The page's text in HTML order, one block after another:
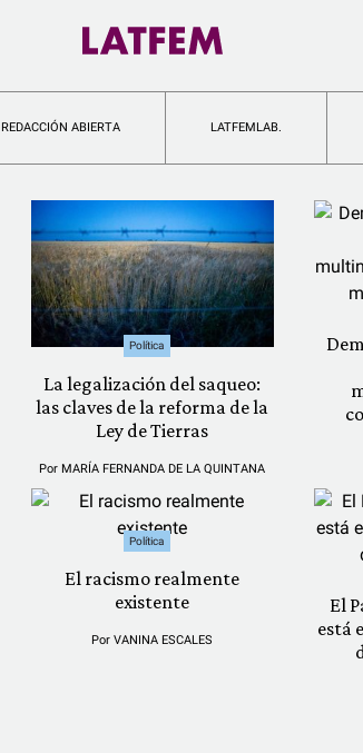
REDACCIÓN ABIERTA LATFEMLAB.
Política
La legalización del saqueo:
las claves de la reforma de la
Ley de Tierras
Por MARÍA FERNANDA DE LA QUINTANA
Política
El racismo realmente
existente
PorVANINA ESCALES
El
está